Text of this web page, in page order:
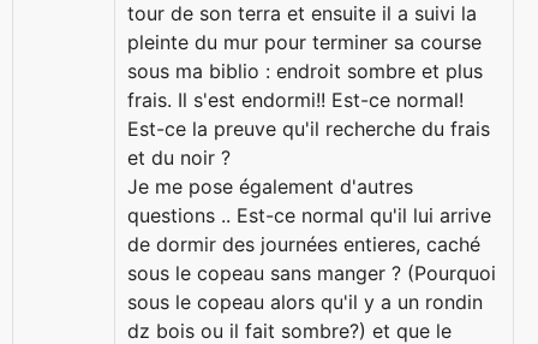
tour de son terra et ensuite il a suivi la
pleinte du mur pour terminer sa course
sous ma biblio : endroit sombre et plus
frais. Il s'est endormi!! Est-ce normal!
Est-ce la preuve qu'il recherche du frais
et du noir ?
Je me pose également d'autres
questions .. Est-ce normal qu'il lui arrive
de dormir des journées entieres, caché
sous le copeau sans manger ? (Pourquoi
sous le copeau alors qu'il y a un rondin
dz bois ou il fait sombre?) et que le